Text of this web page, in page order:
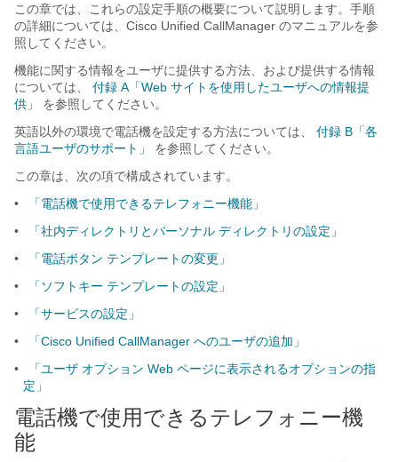
この章では、これらの設定手順の概要について説明します。手順
の詳細については、Cisco Unified CallManager のマニュアルを参
照してください。
機能に関する情報をユーザに提供する方法、および提供する情報
については、
付録 A「Web サイトを使用したユーザへの情報提
供」
を参照してください。
英語以外の環境で電話機を設定する方法については、
付録 B「各
言語ユーザのサポート」
を参照してください。
この章は、次の項で構成されています。
•
「電話機で使用できるテレフォニー機能」
•
「社内ディレクトリとパーソナル ディレクトリの設定」
•
「電話ボタン テンプレートの変更」
•
「ソフトキー テンプレートの設定」
•
「サービスの設定」
•
「Cisco Unified CallManager へのユーザの追加」
•
「ユーザ オプション Web ページに表示されるオプションの指
定」
電話機で使用できるテレフォニー機
能